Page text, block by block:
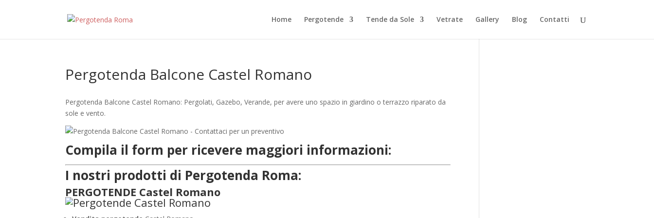
Home Pergotende Tende da Sole Vetrate Gallery Blog Contatti
Pergotenda Balcone Castel Romano
Pergotenda Balcone Castel Romano: Pergolati, Gazebo, Verande, per avere uno spazio in giardino o terrazzo riparato da
sole e vento.
Compila il form per ricevere maggiori informazioni:
I nostri prodotti di Pergotenda Roma:
PERGOTENDE Castel Romano